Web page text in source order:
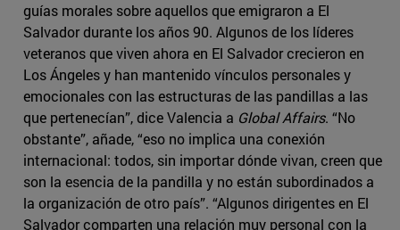
guías morales sobre aquellos que emigraron a El
Salvador durante los años 90. Algunos de los líderes
veteranos que viven ahora en El Salvador crecieron en
Los Ángeles y han mantenido vínculos personales y
emocionales con las estructuras de las pandillas a las
que pertenecían”, dice Valencia a Global Affairs. “No
obstante”, añade, “eso no implica una conexión
internacional: todos, sin importar dónde vivan, creen que
son la esencia de la pandilla y no están subordinados a
la organización de otro país”. “Algunos dirigentes en El
Salvador comparten una relación muy personal con la